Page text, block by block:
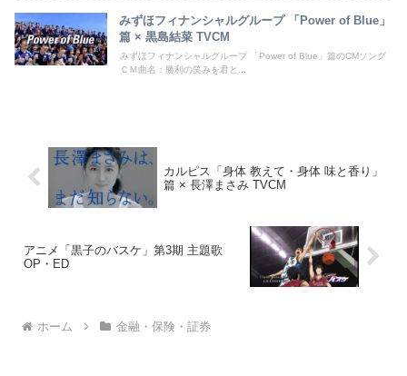
みずほフィナンシャルグループ 「Power of Blue」
篇 × 黒島結菜 TVCM
みずほフィナンシャルグループ 「Power of Blue」篇のCMソング
ＣＭ曲名：勝利の笑みを君と...
カルピス「身体 教えて・身体 味と香り」
篇 × 長澤まさみ TVCM
アニメ「黒子のバスケ」第3期 主題歌
OP・ED
ホーム 金融・保険・証券